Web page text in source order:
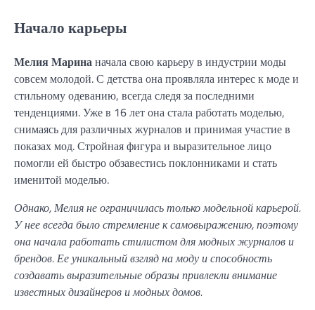
Начало карьеры
Мелия Маринаначала свою карьеру в индустрии моды
совсем молодой. С детства она проявляла интерес к моде и
стильному одеванию, всегда следя за последними
тенденциями. Уже в 16 лет она стала работать моделью,
снимаясь для различных журналов и принимая участие в
показах мод. Стройная фигура и выразительное лицо
помогли ей быстро обзавестись поклонниками и стать
именитой моделью.
Однако, Мелия не ограничилась только модельной карьерой.
У нее всегда было стремление к самовыражению, поэтому
она начала работать стилистом для модных журналов и
брендов. Ее уникальный взгляд на моду и способность
создавать выразительные образы привлекли внимание
известных дизайнеров и модных домов.